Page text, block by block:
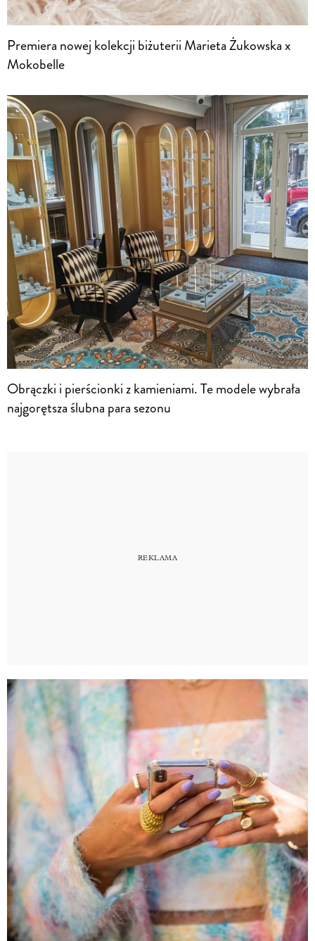
Premiera nowej kolekcji biżuterii Marieta Żukowska x
Mokobelle
Obrączki i pierścionki z kamieniami. Te modele wybrała
najgorętsza ślubna para sezonu